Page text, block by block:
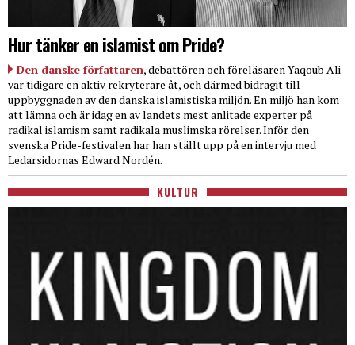
Hur tänker en islamist om Pride?
Den danske författaren, debattören och föreläsaren Yaqoub Ali
var tidigare en aktiv rekryterare åt, och därmed bidragit till
uppbyggnaden av den danska islamistiska miljön. En miljö han kom
att lämna och är idag en av landets mest anlitade experter på
radikal islamism samt radikala muslimska rörelser. Inför den
svenska Pride-festivalen har han ställt upp på en intervju med
Ledarsidornas Edward Nordén.
KULTUR